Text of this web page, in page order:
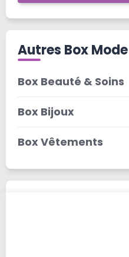
Autres Box
Box Beauté & Soins
Box Bijoux
Box Vêtements